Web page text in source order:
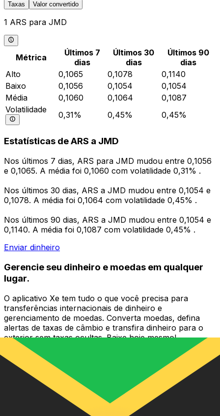
Taxas Valor convertido
1 ARS para JMD
Métrica
Últimos 7
dias
Últimos 30
dias
Últimos 90
dias
Alto
0,1065 0,1078
0,1140
Baixo
0,1056 0,1054
0,1054
Média
0,1060 0,1064
0,1087
Volatilidade
0,31% 0,45% 0,45%
Estatísticas de ARS a JMD
Nos últimos 7 dias, ARS para JMD mudou entre 0,1056
e 0,1065. A média foi 0,1060 com volatilidade 0,31% .
Nos últimos 30 dias, ARS a JMD mudou entre 0,1054 e
0,1078. A média foi 0,1064 com volatilidade 0,45% .
Nos últimos 90 dias, ARS a JMD mudou entre 0,1054 e
0,1140. A média foi 0,1087 com volatilidade 0,45% .
Enviar dinheiro
Gerencie seu dinheiro e moedas em qualquer
lugar.
O aplicativo Xe tem tudo o que você precisa para
transferências internacionais de dinheiro e
gerenciamento de moedas. Converta moedas, defina
alertas de taxas de câmbio e transfira dinheiro para o
exterior sem taxas ocultas. Baixe hoje mesmo!